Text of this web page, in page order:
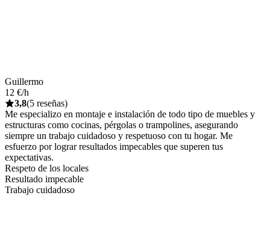
Guillermo
12 €/h
3,8(5 reseñas)
Me especializo en montaje e instalación de todo tipo de muebles y
estructuras como cocinas, pérgolas o trampolines, asegurando
siempre un trabajo cuidadoso y respetuoso con tu hogar. Me
esfuerzo por lograr resultados impecables que superen tus
expectativas.
Respeto de los locales
Resultado impecable
Trabajo cuidadoso